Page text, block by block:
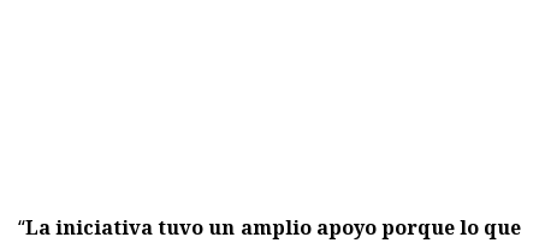
“La iniciativa tuvo un amplio apoyo porque lo que